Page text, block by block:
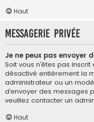
Haut
Messagerie privée
Je ne peux pas envoyer
Soit vous n’êtes pas
désactivé entièrement la
administrateur ou un
d’envoyer des messages
veuillez contacter un
Haut